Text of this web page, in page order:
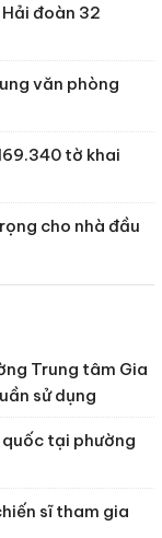
đoàn 32
văn phòng
tờ khai
cho nhà đầu
Trung tâm Gia
sử dụng
tại phường
sĩ tham gia